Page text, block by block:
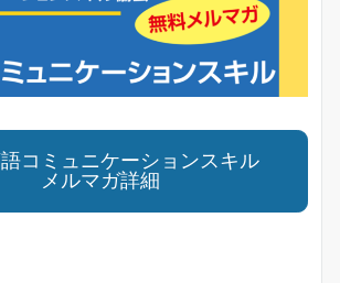
コミュニケーションスキル
メルマガ詳細